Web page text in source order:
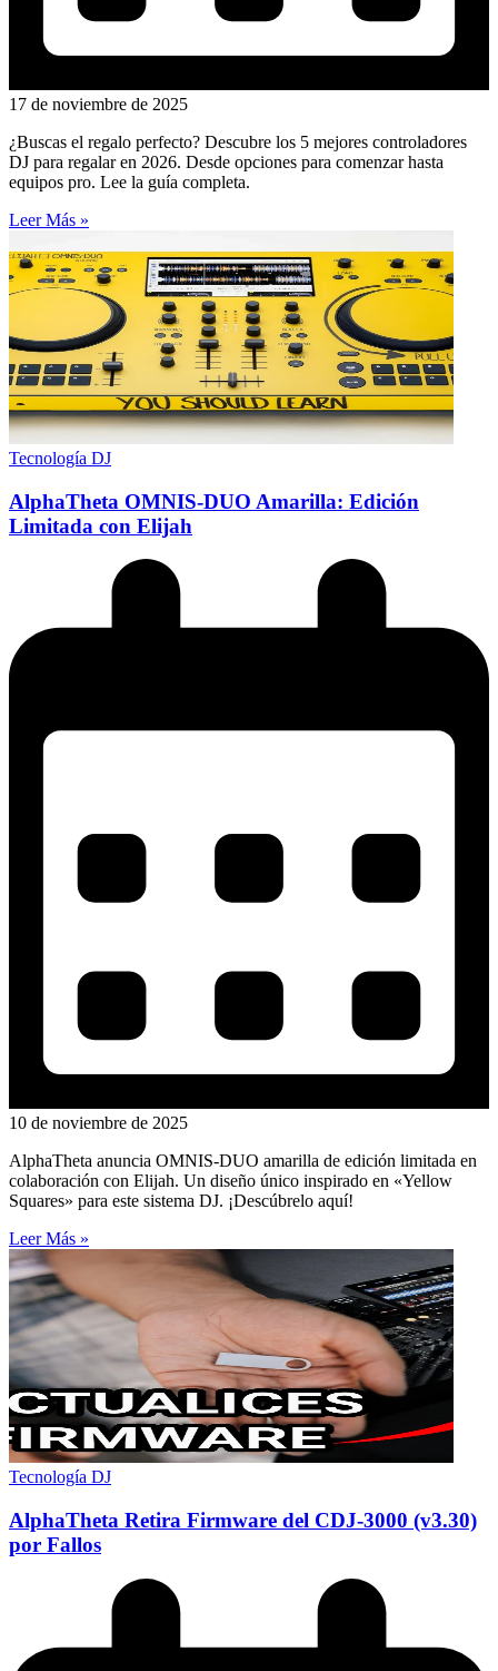
17 de noviembre de 2025
¿Buscas el regalo perfecto? Descubre los 5 mejores controladores
DJ para regalar en 2026. Desde opciones para comenzar hasta
equipos pro. Lee la guía completa.
Leer Más »
Tecnología DJ
AlphaTheta OMNIS-DUO Amarilla: Edición
Limitada con Elijah
10 de noviembre de 2025
AlphaTheta anuncia OMNIS-DUO amarilla de edición limitada en
colaboración con Elijah. Un diseño único inspirado en «Yellow
Squares» para este sistema DJ. ¡Descúbrelo aquí!
Leer Más »
Tecnología DJ
AlphaTheta Retira Firmware del CDJ-3000 (v3.30)
por Fallos